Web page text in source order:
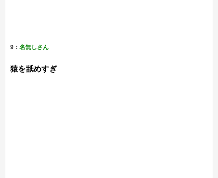
9：名無しさん
猿を舐めすぎ